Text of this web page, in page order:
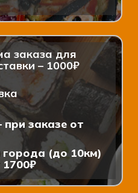
заказа для
– 1000₽
заказе от
(до 10км)
1700₽